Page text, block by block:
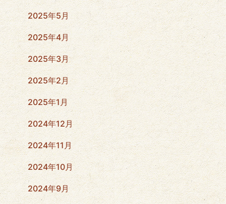
2025年5月
2025年4月
2025年3月
2025年2月
2025年1月
2024年12月
2024年11月
2024年10月
2024年9月